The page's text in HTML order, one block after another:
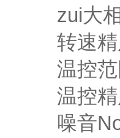
zui大
转速
温控
温控
噪音